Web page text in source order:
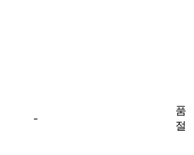
-
품
절